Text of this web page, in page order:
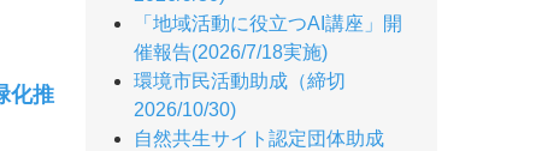
化推
「地域活動に役立つAI講座」開
催報告(2026/7/18実施)
環境市民活動助成（締切
2026/10/30)
自然共生サイト認定団体助成